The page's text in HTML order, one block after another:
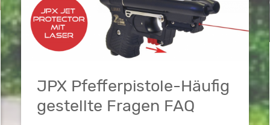
JPX Pfefferpistole-Häufig
gestellte Fragen FAQ